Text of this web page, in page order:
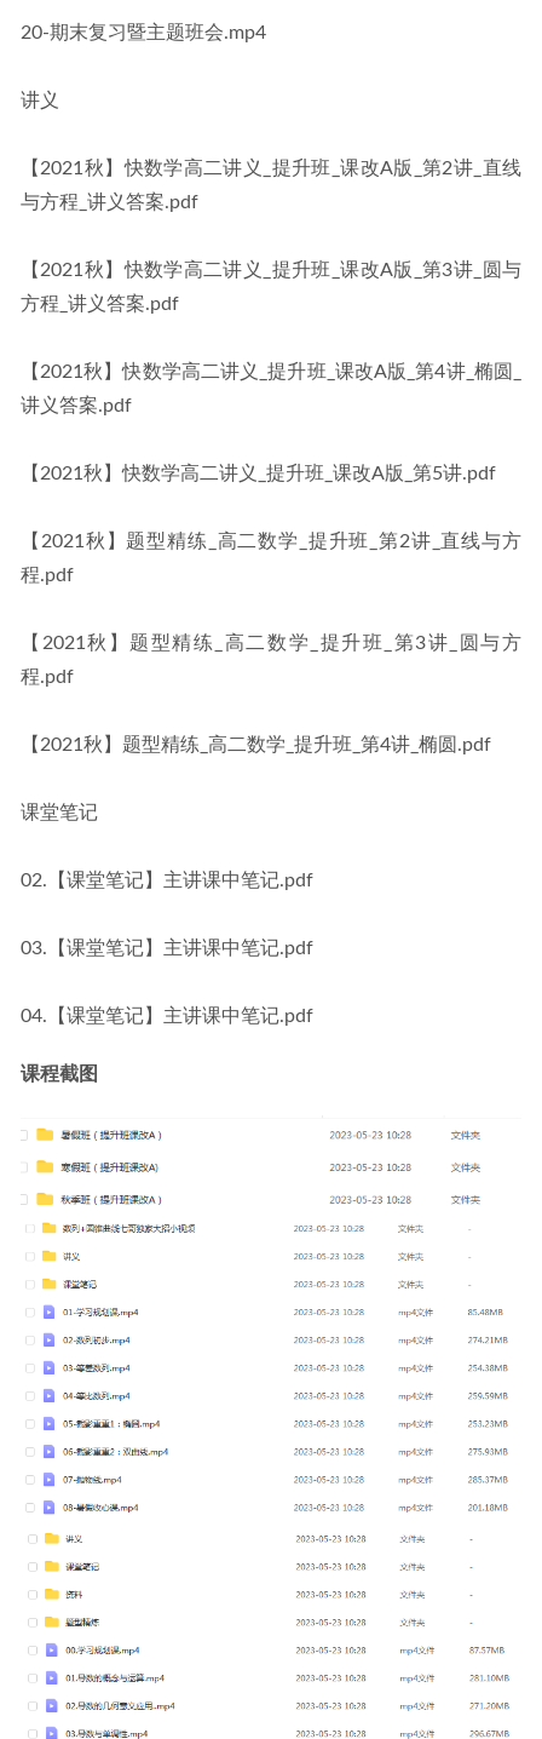
20-期末复习暨主题班会.mp4
讲义
【2021秋】快数学高二讲义_提升班_课改A版_第2讲_直线
与方程_讲义答案.pdf
【2021秋】快数学高二讲义_提升班_课改A版_第3讲_圆与
方程_讲义答案.pdf
【2021秋】快数学高二讲义_提升班_课改A版_第4讲_椭圆_
讲义答案.pdf
【2021秋】快数学高二讲义_提升班_课改A版_第5讲.pdf
【2021秋】题型精练_高二数学_提升班_第2讲_直线与方
程.pdf
【2021秋】题型精练_高二数学_提升班_第3讲_圆与方
程.pdf
【2021秋】题型精练_高二数学_提升班_第4讲_椭圆.pdf
课堂笔记
02.【课堂笔记】主讲课中笔记.pdf
03.【课堂笔记】主讲课中笔记.pdf
04.【课堂笔记】主讲课中笔记.pdf
课程截图